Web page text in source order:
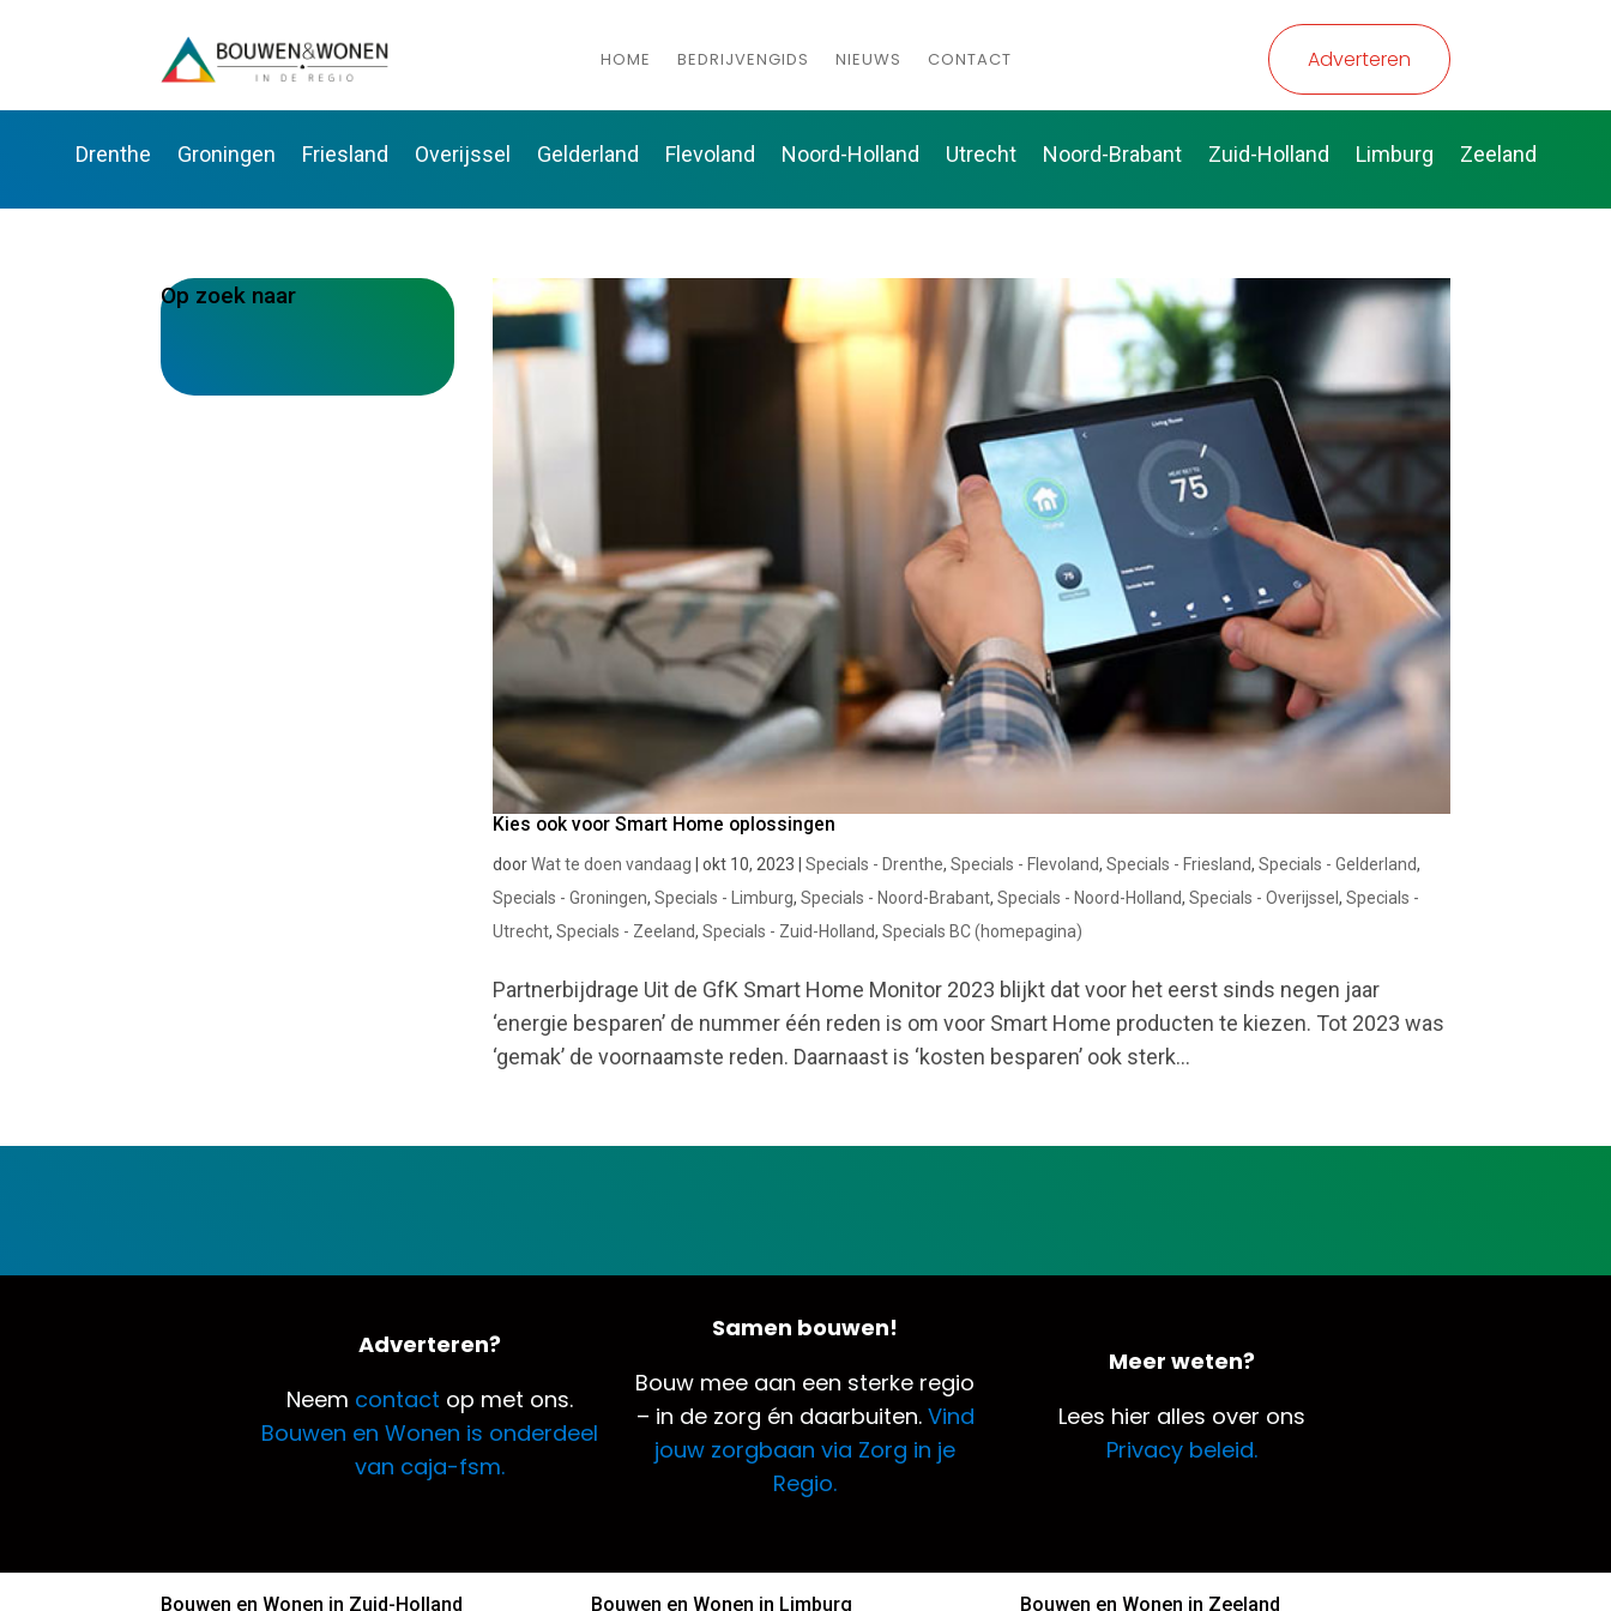
HOME BEDRIJVENGIDS NIEUWS CONTACT Adverteren
Drenthe Groningen Friesland Overijssel Gelderland Flevoland Noord-Holland Utrecht Noord-Brabant Zuid-Holland Limburg Zeeland
Kies ook voor Smart Home oplossingen
doorWat te doen vandaag |okt 10, 2023 |Specials - Drenthe,Specials - Flevoland,Specials - Friesland,Specials - Gelderland,
Specials - Groningen,Specials - Limburg,Specials - Noord-Brabant,Specials - Noord-Holland,Specials - Overijssel,Specials -
Utrecht,Specials - Zeeland,Specials - Zuid-Holland,Specials BC (homepagina)
Partnerbijdrage Uit de GfK Smart Home Monitor 2023 blijkt dat voor het eerst sinds negen jaar
‘energie besparen’ de nummer één reden is om voor Smart Home producten te kiezen. Tot 2023 was
‘gemak’ de voornaamste reden. Daarnaast is ‘kosten besparen’ ook sterk...
Op zoek naar
Adverteren?
Neem contact op met ons.
Bouwen en Wonen is onderdeel
van caja-fsm.
Samen bouwen!
Bouw mee aan een sterke regio
– in de zorg én daarbuiten. Vind
jouw zorgbaan via Zorg in je
Regio.
Meer weten?
Lees hier alles over ons
Privacy beleid.
Bouwen en Wonen in Zuid-Holland Bouwen en Wonen in Limburg Bouwen en Wonen in Zeeland